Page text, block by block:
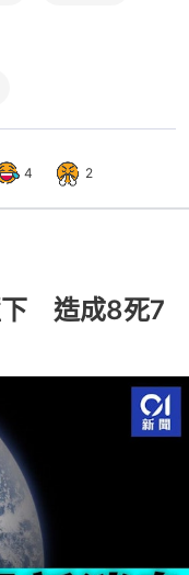
4 2
下 造成8死7